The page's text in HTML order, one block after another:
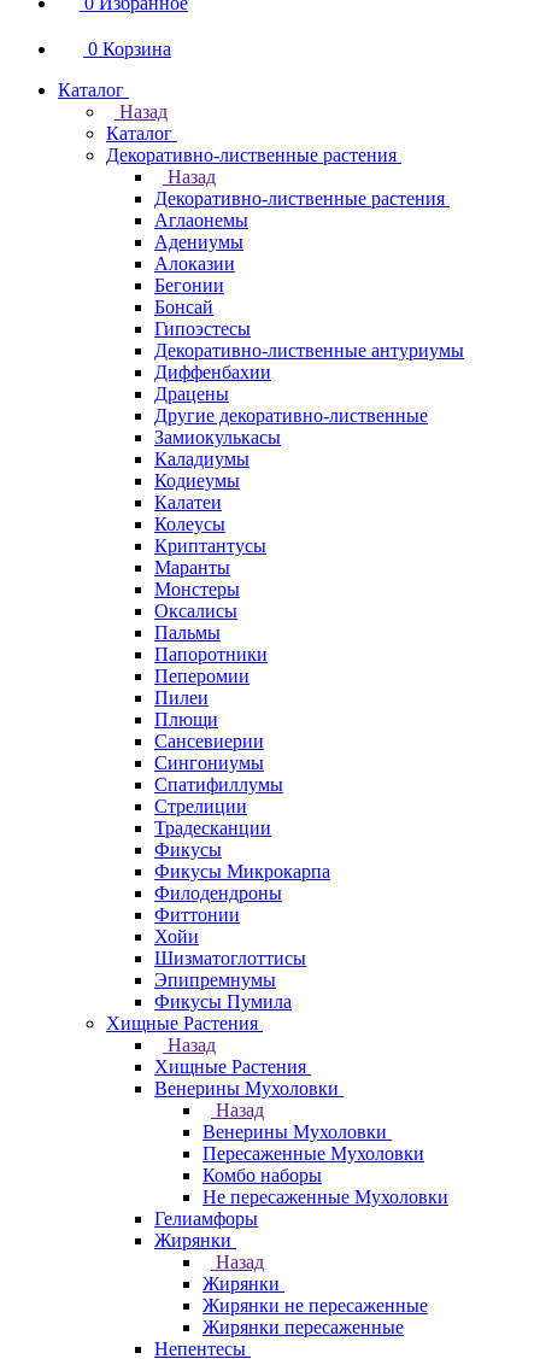
0 Корзина
Каталог
Назад
Каталог
Декоративно-лиственные растения
Назад
Декоративно-лиственные растения
Аглаонемы
Адениумы
Алоказии
Бегонии
Бонсай
Гипоэстесы
Декоративно-лиственные антуриумы
Диффенбахии
Драцены
Другие декоративно-лиственные
Замиокулькасы
Каладиумы
Кодиеумы
Калатеи
Колеусы
Криптантусы
Маранты
Монстеры
Оксалисы
Пальмы
Папоротники
Пеперомии
Пилеи
Плющи
Сансевиерии
Сингониумы
Спатифиллумы
Стрелиции
Традесканции
Фикусы
Фикусы Микрокарпа
Филодендроны
Фиттонии
Хойи
Шизматоглоттисы
Эпипремнумы
Фикусы Пумила
Хищные Растения
Назад
Хищные Растения
Венерины Мухоловки
Назад
Венерины Мухоловки
Пересаженные Мухоловки
Комбо наборы
Не пересаженные Мухоловки
Гелиамфоры
Жирянки
Назад
Жирянки
Жирянки не пересаженные
Жирянки пересаженные
Непентесы